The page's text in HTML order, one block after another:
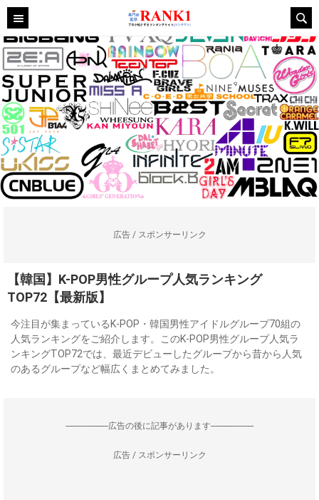
広告 / スポンサーリンク
【韓国】K-POP男性グループ人気ランキング
TOP72【最新版】
今注目が集まっているK-POP・韓国男性アイドルグループ70組の
人気ランキングをご紹介します。このK-POP男性グループ人気ラ
ンキングTOP72では、最近デビューしたグループから昔から人気
のあるグループなど幅広くまとめてみました。
--------------------広告の後に記事があります--------------------
広告 / スポンサーリンク